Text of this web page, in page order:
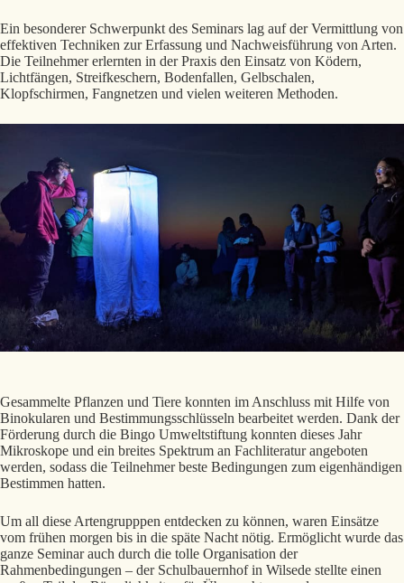
Ein besonderer Schwerpunkt des Seminars lag auf der Vermittlung von
effektiven Techniken zur Erfassung und Nachweisführung von Arten.
Die Teilnehmer erlernten in der Praxis den Einsatz von Ködern,
Lichtfängen, Streifkeschern, Bodenfallen, Gelbschalen,
Klopfschirmen, Fangnetzen und vielen weiteren Methoden.
Gesammelte Pflanzen und Tiere konnten im Anschluss mit Hilfe von
Binokularen und Bestimmungsschlüsseln bearbeitet werden. Dank der
Förderung durch die Bingo Umweltstiftung konnten dieses Jahr
Mikroskope und ein breites Spektrum an Fachliteratur angeboten
werden, sodass die Teilnehmer beste Bedingungen zum eigenhändigen
Bestimmen hatten.
Um all diese Artengrupppen entdecken zu können, waren Einsätze
vom frühen morgen bis in die späte Nacht nötig. Ermöglicht wurde das
ganze Seminar auch durch die tolle Organisation der
Rahmenbedingungen – der Schulbauernhof in Wilsede stellte einen